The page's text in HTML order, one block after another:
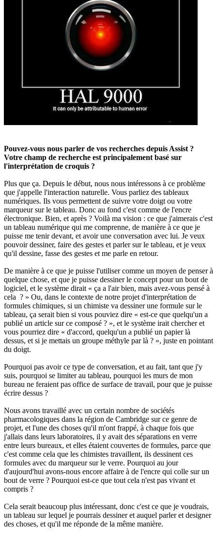
Pouvez-vous nous parler de vos recherches depuis Assist ?
Votre champ de recherche est principalement basé sur
l'interprétation de croquis ?
Plus que ça. Depuis le début, nous nous intéressons à ce problème
que j'appelle l'interaction naturelle. Vous parliez des tableaux
numériques. Ils vous permettent de suivre votre doigt ou votre
marqueur sur le tableau. Donc au fond c'est comme de l'encre
électronique. Bien, et après ? Voilà ma vision : ce que j'aimerais c'est
un tableau numérique qui me comprenne, de manière à ce que je
puisse me tenir devant, et avoir une conversation avec lui. Je veux
pouvoir dessiner, faire des gestes et parler sur le tableau, et je veux
qu'il dessine, fasse des gestes et me parle en retour.
De manière à ce que je puisse l'utiliser comme un moyen de penser à
quelque chose, et que je puisse dessiner le concept pour un bout de
logiciel, et le système dirait « ça a l'air bien, mais avez-vous pensé à
cela ? » Ou, dans le contexte de notre projet d'interprétation de
formules chimiques, si un chimiste va dessiner une formule sur le
tableau, ça serait bien si vous pouviez dire « est-ce que quelqu'un a
publié un article sur ce composé ? », et le système irait chercher et
vous pourriez dire « d'accord, quelqu'un a publié un papier là
dessus, et si je mettais un groupe méthyle par là ? », juste en pointant
du doigt.
Pourquoi pas avoir ce type de conversation, et au fait, tant que j'y
suis, pourquoi se limiter au tableau, pourquoi les murs de mon
bureau ne feraient pas office de surface de travail, pour que je puisse
écrire dessus ?
Nous avons travaillé avec un certain nombre de sociétés
pharmacologiques dans la région de Cambridge sur ce genre de
projet, et l'une des choses qu'il m'ont frappé, à chaque fois que
j'allais dans leurs laboratoires, il y avait des séparations en verre
entre leurs bureaux, et elles étaient couvertes de formules, parce que
c'est comme cela que les chimistes travaillent, ils dessinent ces
formules avec du marqueur sur le verre. Pourquoi au jour
d'aujourd'hui avons-nous encore affaire à de l'encre qui colle sur un
bout de verre ? Pourquoi est-ce que tout cela n'est pas vivant et
compris ?
Cela serait beaucoup plus intéressant, donc c'est ce que je voudrais,
un tableau sur lequel je pourrais dessiner et auquel parler et designer
des choses, et qu'il me réponde de la même manière.